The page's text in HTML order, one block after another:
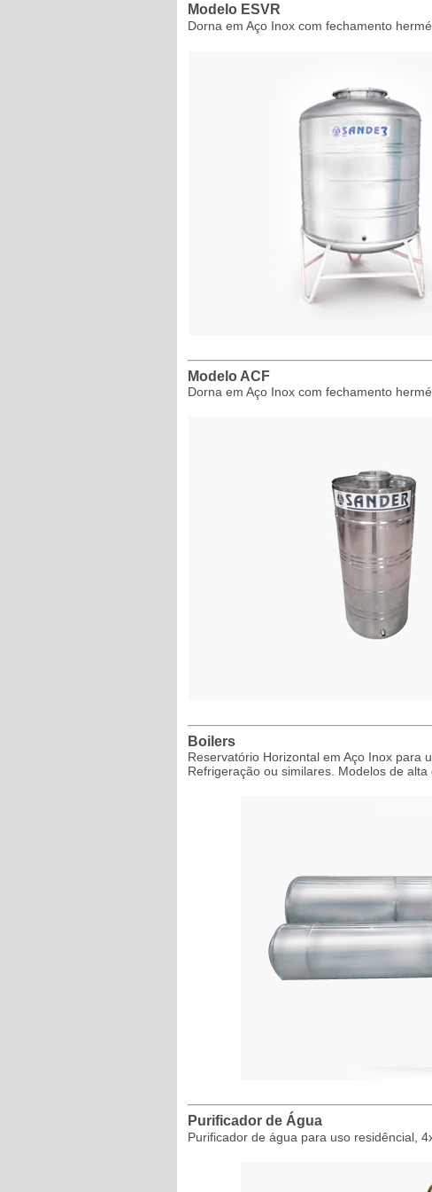
Modelo ESVR
Dorna em Aço Inox com fechamento
Modelo ACF
Dorna em Aço Inox com fechamento
Boilers
Reservatório Horizontal em Aço Inox para
Refrigeração ou similares. Modelos de
Purificador de Água
Purificador de água para uso residêncial,